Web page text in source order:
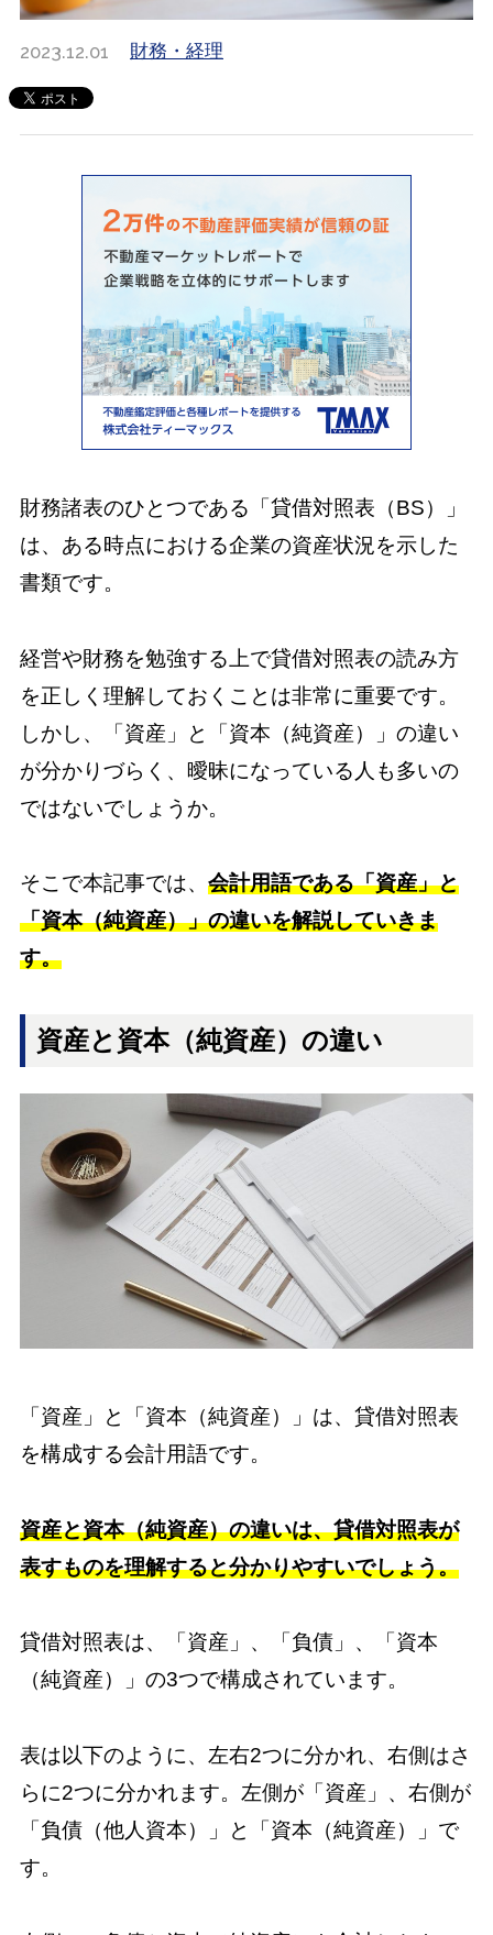
2023.12.01 財務・経理
財務諸表のひとつである「貸借対照表（BS）」
は、ある時点における企業の資産状況を示した
書類です。
経営や財務を勉強する上で貸借対照表の読み方
を正しく理解しておくことは非常に重要です。
しかし、「資産」と「資本（純資産）」の違い
が分かりづらく、曖昧になっている人も多いの
ではないでしょうか。
そこで本記事では、 会計用語である「資産」と
「資本（純資産）」の違いを解説していきま
す。
資産と資本（純資産）の違い
「資産」と「資本（純資産）」は、貸借対照表
を構成する会計用語です。
資産と資本（純資産）の違いは、貸借対照表が
表すものを理解すると分かりやすいでしょう。
貸借対照表は、「資産」、「負債」、「資本
（純資産）」の3つで構成されています。
表は以下のように、左右2つに分かれ、右側はさ
らに2つに分かれます。左側が「資産」、右側が
「負債（他人資本）」と「資本（純資産）」で
す。